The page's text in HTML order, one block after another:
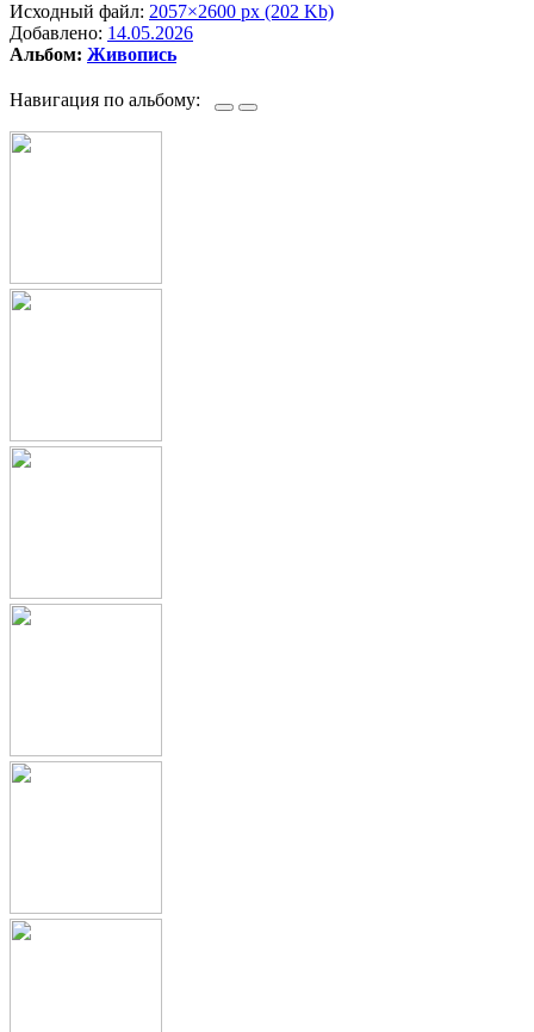
Исходный файл: 2057×2600 px (202 Kb)
Добавлено: 14.05.2026
Альбом: Живопись
Навигация по альбому: